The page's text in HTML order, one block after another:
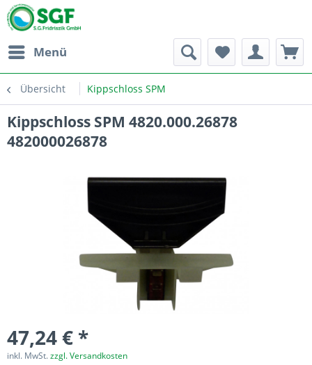
Menü
Übersicht Kippschloss SPM
Kippschloss SPM 4820.000.26878
482000026878
47,24 € *
inkl. MwSt.zzgl. Versandkosten